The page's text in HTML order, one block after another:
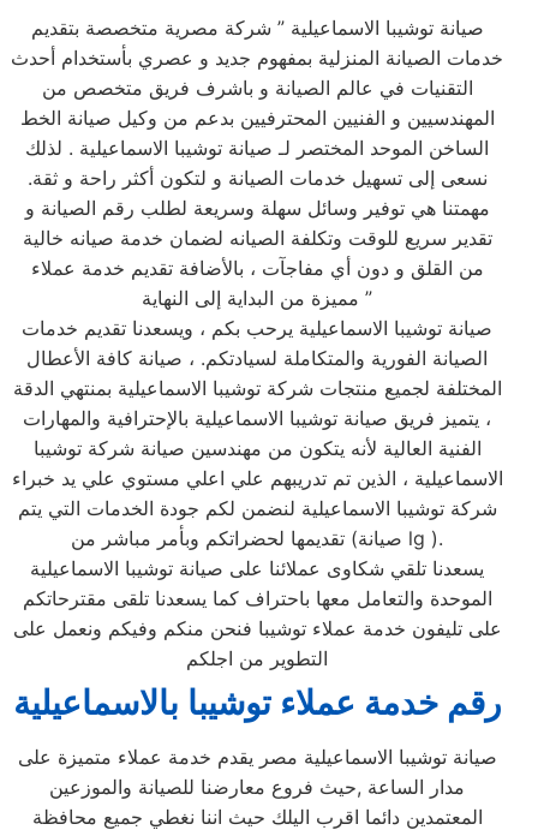
صيانة توشيبا الاسماعيلية ” شركة مصرية متخصصة بتقديم
خدمات الصيانة المنزلية بمفهوم جديد و عصري بأستخدام أحدث
التقنيات في عالم الصيانة و باشرف فريق متخصص من
المهندسيين و الفنيين المحترفيين بدعم من وكيل صيانة الخط
الساخن الموحد المختصر لـ صيانة توشيبا الاسماعيلية . لذلك
نسعى إلى تسهيل خدمات الصيانة و لتكون أكثر راحة و ثقة.
مهمتنا هي توفير وسائل سهلة وسريعة لطلب رقم الصيانة و
تقدير سريع للوقت وتكلفة الصيانه لضمان خدمة صيانه خالية
من القلق و دون أي مفاجآت ، بالأضافة تقديم خدمة عملاء
مميزة من البداية إلى النهاية ”
صيانة توشيبا الاسماعيلية يرحب بكم ، ويسعدنا تقديم خدمات
الصيانة الفورية والمتكاملة لسيادتكم. ، صيانة كافة الأعطال
المختلفة لجميع منتجات شركة توشيبا الاسماعيلية بمنتهي الدقة
، يتميز فريق صيانة توشيبا الاسماعيلية بالإحترافية والمهارات
الفنية العالية لأنه يتكون من مهندسين صيانة شركة توشيبا
الاسماعيلية ، الذين تم تدريبهم علي اعلي مستوي علي يد خبراء
شركة توشيبا الاسماعيلية لنضمن لكم جودة الخدمات التي يتم
تقديمها لحضراتكم وبأمر مباشر من (صيانة lg ).
يسعدنا تلقي شكاوى عملائنا على صيانة توشيبا الاسماعيلية
الموحدة والتعامل معها باحتراف كما يسعدنا تلقى مقترحاتكم
على تليفون خدمة عملاء توشيبا فنحن منكم وفيكم ونعمل على
التطوير من اجلكم
رقم خدمة عملاء توشيبا بالاسماعيلية
صيانة توشيبا الاسماعيلية مصر يقدم خدمة عملاء متميزة على
مدار الساعة ,حيث فروع معارضنا للصيانة والموزعين
المعتمدين دائما اقرب اليلك حيث اننا نغطي جميع محافظة